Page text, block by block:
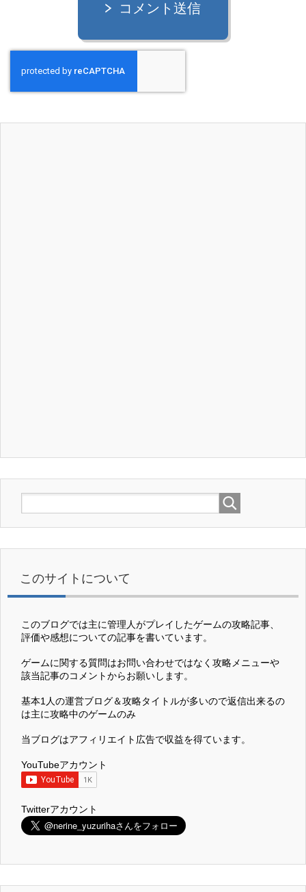
コメント送信
このサイトについて
このブログでは主に管理人がプレイしたゲームの攻略記事、
評価や感想についての記事を書いています。
ゲームに関する質問はお問い合わせではなく攻略メニューや
該当記事のコメントからお願いします。
基本1人の運営ブログ＆攻略タイトルが多いので返信出来るの
は主に攻略中のゲームのみ
当ブログはアフィリエイト広告で収益を得ています。
YouTubeアカウント
Twitterアカウント